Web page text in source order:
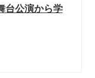
台公演から学